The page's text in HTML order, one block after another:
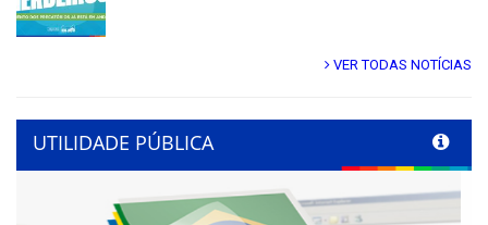
VER TODAS NOTÍCIAS
UTILIDADE PÚBLICA